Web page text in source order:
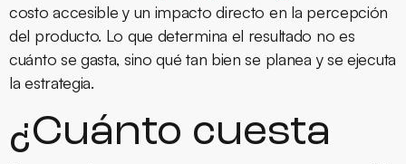
costo accesible y un impacto directo en la percepción
del producto. Lo que determina el resultado no es
cuánto se gasta, sino qué tan bien se planea y se ejecuta
la estrategia.
¿Cuánto cuesta